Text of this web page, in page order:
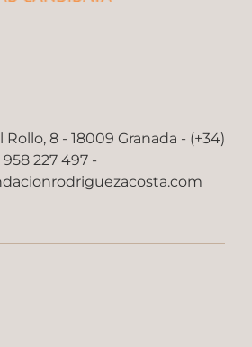
8 - 18009 Granada - (+34)
958 227 497 -